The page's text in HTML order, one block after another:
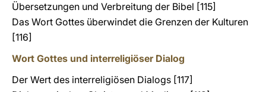
Übersetzungen und Verbreitung der Bibel [115]
Das Wort Gottes überwindet die Grenzen der Kulturen
[116]
Wort Gottes und interreligiöser Dialog
Der Wert des interreligiösen Dialogs [117]